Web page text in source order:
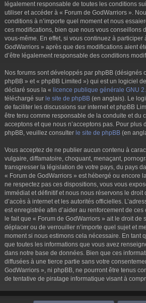
légalement responsable de toutes les conditions
utiliser et accéder à « Forum de GodWarriors ».
conditions à n’importe quel moment et nous
ces modifications, bien que nous vous conseillons
vous-même. En effet, si vous continuez à participer
GodWarriors » après que des modifications aient
d’être légalement responsable des conditions
Nos forums sont développés par phpBB (désignés
phpBB » et « phpBB Limited ») qui est un logiciel
déclaré sous la « licence publique générale GNU
téléchargé sur le site de phpBB (en anglais). Le
de faciliter les discussions sur internet et phpBB
être tenu comme responsable de la conduite et du
acceptons et que nous n’acceptons pas. Pour plus
phpBB, veuillez consulter le site de phpBB (en
Vous acceptez de ne publier aucun contenu à
vulgaire, diffamatoire, choquant, menaçant,
transgresser la législation de votre pays, du pays
« Forum de GodWarriors » est hébergé ou encore
ne respectez pas ces dispositions, vous vous
immédiat et définitif et nous nous réservons le droit
d’accès à internet et les autorités officielles.
est enregistrée afin d’aider au renforcement de
le fait que « Forum de GodWarriors » ait le droit de
déplacer ou de verrouiller n’importe quel sujet et
moment si nous estimons cela nécessaire. En tant
que toutes les informations que vous avez
dans notre base de données. Bien que ces
diffusées à une tierce partie sans votre
GodWarriors », ni phpBB, ne pourront être tenus
de tentative de piratage informatique visant à